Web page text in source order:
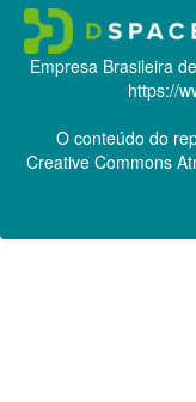
Empresa Brasileira
https://
O conteúdo do
Creative Commons